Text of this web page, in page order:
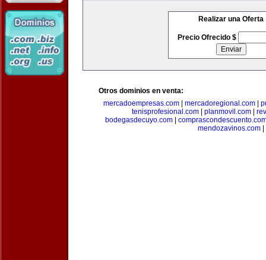
Realizar una Oferta
Precio Ofrecido $
Otros dominios en venta:
mercadoempresas.com| mercadoregional.com|
tenisprofesional.com
planmovil.com
bodegasdecuyo.com
mendozavinos.com